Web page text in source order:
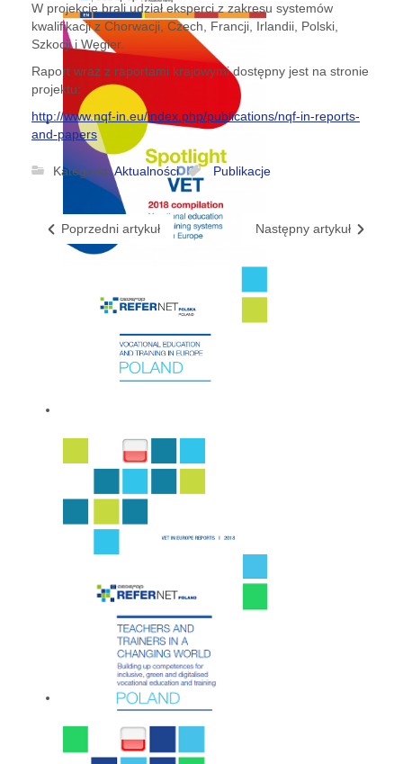
W projekcie brali udział eksperci z zakresu systemów
kwalifikacji z Chorwacji, Czech, Francji, Irlandii, Polski,
Szkocji i Węgier.
Raport wraz z raportami krajowymi dostępny jest na stronie
projektu:
http://www.nqf-in.eu/index.php/publications/nqf-in-reports-
and-papers
Kategoria:Aktualności Publikacje
Poprzedni artykuł Następny artykuł